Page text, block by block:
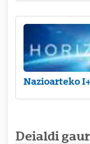
Nazioarteko
Deialdi